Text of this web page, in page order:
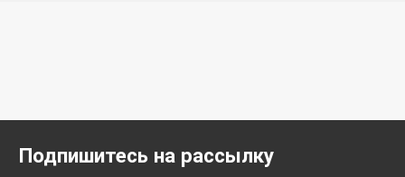
Подпишитесь на рассылку